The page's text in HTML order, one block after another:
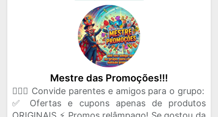
Mestre das Promoções!!!
🦸🏻‍♂️ Convide parentes e amigos para o grupo:
✅ Ofertas e cupons apenas de produtos